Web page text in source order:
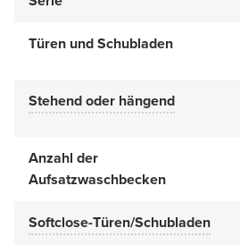
Türen und Schubladen
Stehend oder hängend
Anzahl der
Aufsatzwaschbecken
Softclose-Türen/Schubladen